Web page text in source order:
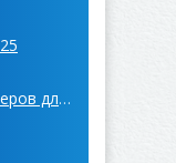
Объявление о отборе фермеров для участия в программе наставничества «Наставничество и передовой опыт (фермер-фермер)».